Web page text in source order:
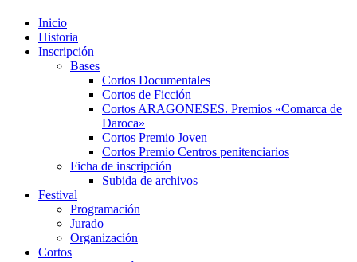
Inicio
Historia
Inscripción
Bases
Cortos Documentales
Cortos de Ficción
Cortos ARAGONESES. Premios «Comarca de
Daroca»
Cortos Premio Joven
Cortos Premio Centros penitenciarios
Ficha de inscripción
Subida de archivos
Festival
Programación
Jurado
Organización
Cortos